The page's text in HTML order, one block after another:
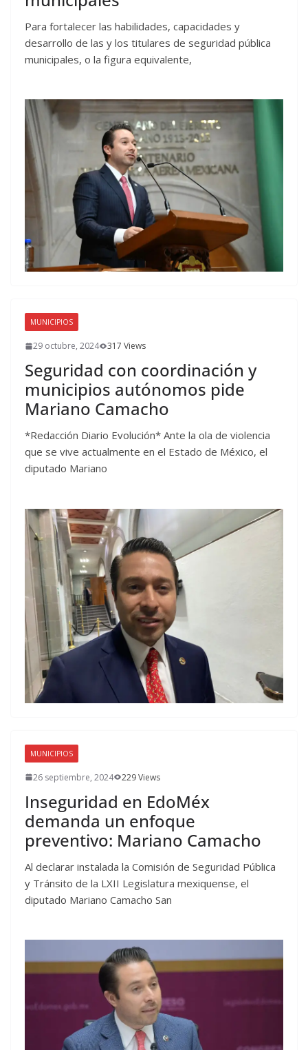
Para fortalecer las habilidades, capacidades y
desarrollo de las y los titulares de seguridad pública
municipales, o la figura equivalente,
MUNICIPIOS
29 octubre, 2024 317 Views
Seguridad con coordinación y
municipios autónomos pide
Mariano Camacho
*Redacción Diario Evolución* Ante la ola de violencia
que se vive actualmente en el Estado de México, el
diputado Mariano
MUNICIPIOS
26 septiembre, 2024 229 Views
Inseguridad en EdoMéx
demanda un enfoque
preventivo: Mariano Camacho
Al declarar instalada la Comisión de Seguridad Pública
y Tránsito de la LXII Legislatura mexiquense, el
diputado Mariano Camacho San